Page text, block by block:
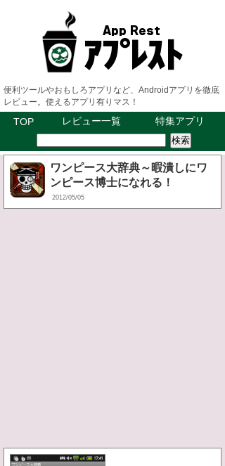
便利ツールやおもしろアプリなど、Androidアプリを徹底
レビュー。使えるアプリ有りマス！
TOP レビュー一覧 特集アプリ
ワンピース大辞典～暇潰しにワ
ンピース博士になれる！
2012/05/05